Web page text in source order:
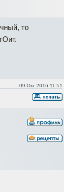
то
09 Окт 2016 11:51